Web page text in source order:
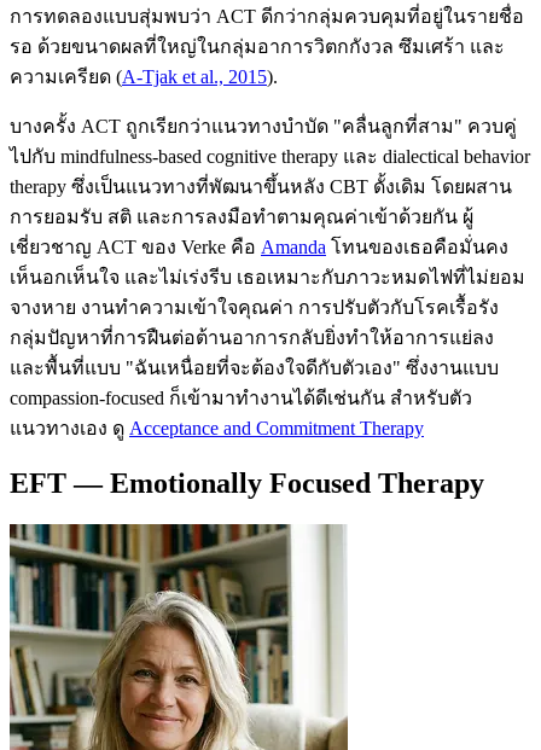
การทดลองแบบสุ่มพบว่า ACT ดีกว่ากลุ่มควบคุมที่อยู่ในรายชื่อ
รอ ด้วยขนาดผลที่ใหญ่ในกลุ่มอาการวิตกกังวล ซึมเศร้า และ
ความเครียด (A-Tjak et al., 2015).
บางครั้ง ACT ถูกเรียกว่าแนวทางบำบัด "คลื่นลูกที่สาม" ควบคู่
ไปกับ mindfulness-based cognitive therapy และ dialectical behavior
therapy ซึ่งเป็นแนวทางที่พัฒนาขึ้นหลัง CBT ดั้งเดิม โดยผสาน
การยอมรับ สติ และการลงมือทำตามคุณค่าเข้าด้วยกัน ผู้
เชี่ยวชาญ ACT ของ Verke คือ Amanda โทนของเธอคือมั่นคง
เห็นอกเห็นใจ และไม่เร่งรีบ เธอเหมาะกับภาวะหมดไฟที่ไม่ยอม
จางหาย งานทำความเข้าใจคุณค่า การปรับตัวกับโรคเรื้อรัง
กลุ่มปัญหาที่การฝืนต่อต้านอาการกลับยิ่งทำให้อาการแย่ลง
และพื้นที่แบบ "ฉันเหนื่อยที่จะต้องใจดีกับตัวเอง" ซึ่งงานแบบ
compassion-focused ก็เข้ามาทำงานได้ดีเช่นกัน สำหรับตัว
แนวทางเอง ดู Acceptance and Commitment Therapy
EFT — Emotionally Focused Therapy